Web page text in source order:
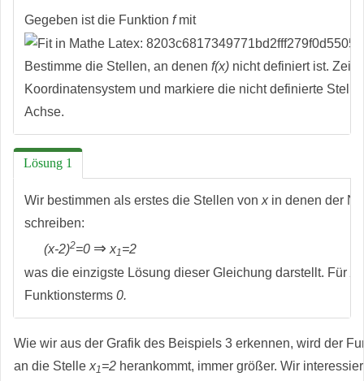
Gegeben ist die Funktion fmit
Bestimme die Stellen, an denen f(x) nicht definiert ist.
Koordinatensystem und markiere die nicht definierte
Achse.
Lösung 1
Wir bestimmen als erstes die Stellen von xin denen der
schreiben:
(x-2)2=0 ⇒ x1=2
was die einzigste Lösung dieser Gleichung darstellt. Für
Funktionsterms 0.
Wie wir aus der Grafik des Beispiels 3 erkennen, wird der
an die Stelle x1=2 herankommt, immer größer. Wir